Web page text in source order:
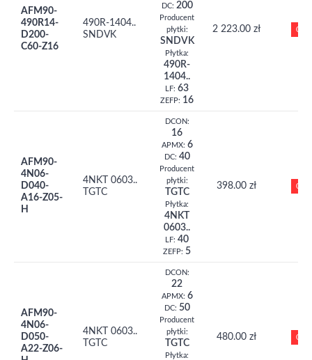
AFM90-
490R14-
D200-
C60-Z16
490R-1404..
SNDVK
DC: 200
Producent
płytki:
SNDVK
Płytka:
490R-
1404..
LF: 63
ZEFP: 16
2 223.00 zł 0
AFM90-
4N06-
D040-
A16-Z05-
H
4NKT 0603..
TGTC
DCON:
16
APMX: 6
DC: 40
Producent
płytki:
TGTC
Płytka:
4NKT
0603..
LF: 40
ZEFP: 5
398.00 zł 0
AFM90-
4N06-
D050-
A22-Z06-
4NKT 0603..
TGTC
DCON:
22
APMX: 6
DC: 50
Producent
płytki:
TGTC
Płytka:
480.00 zł 0